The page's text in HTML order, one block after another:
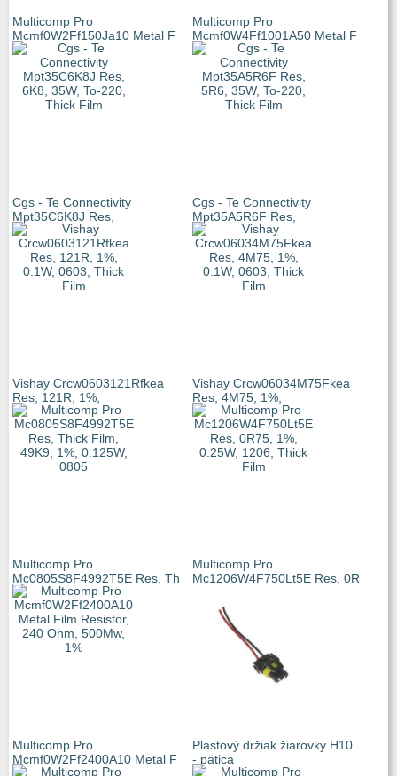
Multicomp Pro
Mcmf0W2Ff150Ja10 Metal F
Multicomp Pro
Mcmf0W4Ff1001A50 Metal F
Cgs - Te Connectivity
Mpt35C6K8J Res,
Cgs - Te Connectivity
Mpt35A5R6F Res,
Vishay Crcw0603121Rfkea
Res, 121R, 1%,
Vishay Crcw06034M75Fkea
Res, 4M75, 1%,
Multicomp Pro
Mc0805S8F4992T5E Res, Th
Multicomp Pro
Mc1206W4F750Lt5E Res, 0R
Multicomp Pro
Mcmf0W2Ff2400A10 Metal F
Plastový držiak žiarovky H10
- pätica